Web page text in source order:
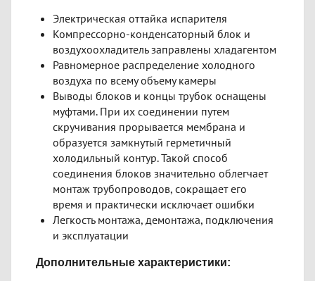
Электрическая оттайка испарителя
Компрессорно-конденсаторный блок и
воздухоохладитель заправлены хладагентом
Равномерное распределение холодного
воздуха по всему объему камеры
Выводы блоков и концы трубок оснащены
муфтами. При их соединении путем
скручивания прорывается мембрана и
образуется замкнутый герметичный
холодильный контур. Такой способ
соединения блоков значительно облегчает
монтаж трубопроводов, сокращает его
время и практически исключает ошибки
Легкость монтажа, демонтажа, подключения
и эксплуатации
Дополнительные характеристики: